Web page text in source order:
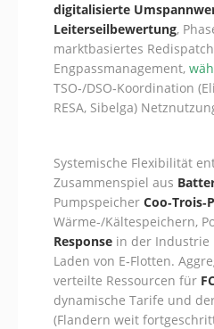
digitalisierte
Leiterseilbewertung,
marktbasiertes
Engpassmanagement,
TSO‑/DSO‑Koordination
RESA, Sibelga)
Systemische Flexibilität
Zusammenspiel aus
Pumpspeicher
Wärme‑/Kältespeichern,
Response in der
Laden von E‑Flotten.
verteilte Ressourcen für
dynamische Tarife und
(Flandern weit